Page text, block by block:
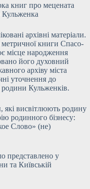
книг про мецената
Кульженка
архівні матеріали.
книги Спасо-
місце народження
його духовний
архіву міста
уточнення до
родини Кульженків.
які висвітлюють родину
родинного бізнесу:
Слово» (не)
представлено у
та Київській